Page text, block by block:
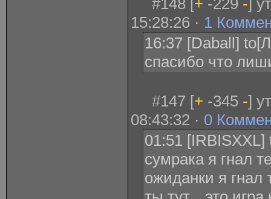
#148 [+ -229 -]
15:28:26 · 1
16:37 [Daball]
спасибо что
#147 [+ -345 -]
08:43:32 · 0
01:51 [IRBISXXL]
сумрака я гнал
ожиданки я гнал